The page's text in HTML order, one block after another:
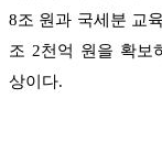
8조 원과 국세분 교
조 2천억 원을 확보
상이다.